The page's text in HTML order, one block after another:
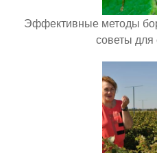
Эффективные методы
советы